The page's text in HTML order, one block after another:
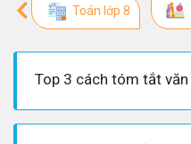
Toán lớp 8